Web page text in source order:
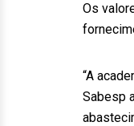
Os
“A
Sabesp